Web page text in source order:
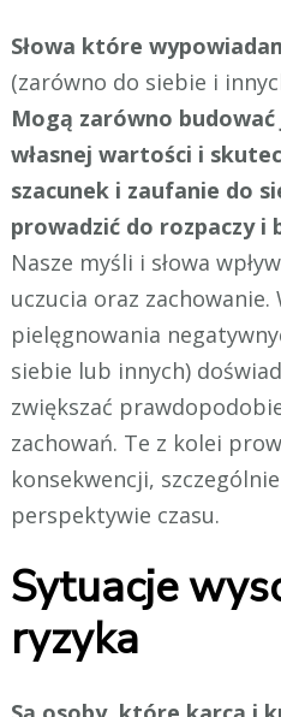
Słowa które
(zarówno do siebie i
Mogą zarówno
własnej wartości i
szacunek i zaufanie do
prowadzić do rozpaczy i
Nasze myśli i słowa
uczucia oraz zachowanie.
pielęgnowania
siebie lub innych)
zwiększać
zachowań. Te z kolei
konsekwencji, szczególnie
perspektywie czasu.
Sytuacje
ryzyka